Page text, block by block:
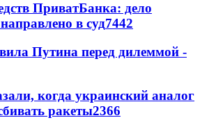
ПриватБанка: дело
в суд7442
Путина перед дилеммой -
когда украинский аналог
ракеты2366